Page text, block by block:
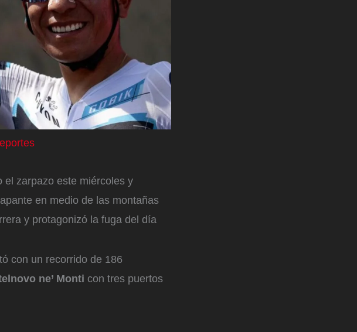
el zarpazo este miércoles y
en medio de las montañas
y protagonizó la fuga del día
con un recorrido de 186
ne’ Monti con tres puertos